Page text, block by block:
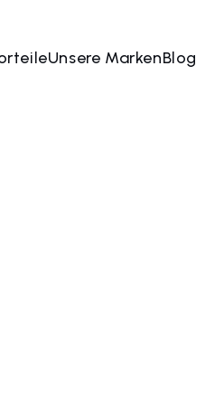
Unsere MarkenBlog